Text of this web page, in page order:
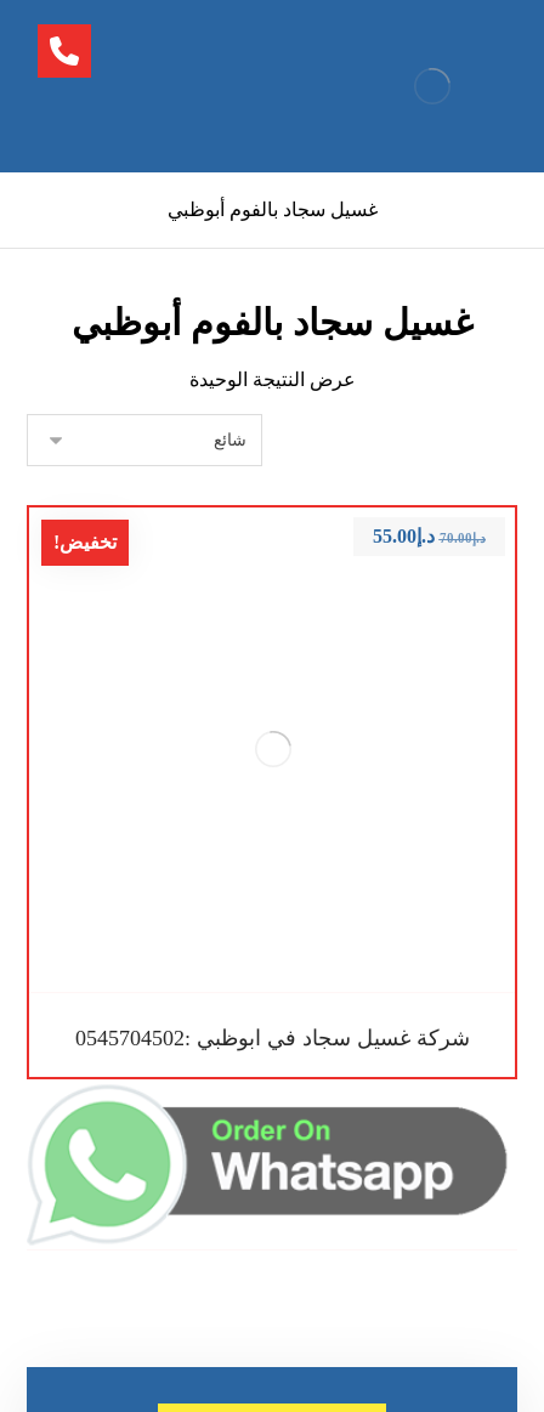
غسيل سجاد بالفوم أبوظبي
غسيل سجاد بالفوم أبوظبي
عرض النتيجة الوحيدة
تخفيض!
شركة غسيل سجاد في ابوظبي :0545704502
د.إ70.00 د.إ55.00